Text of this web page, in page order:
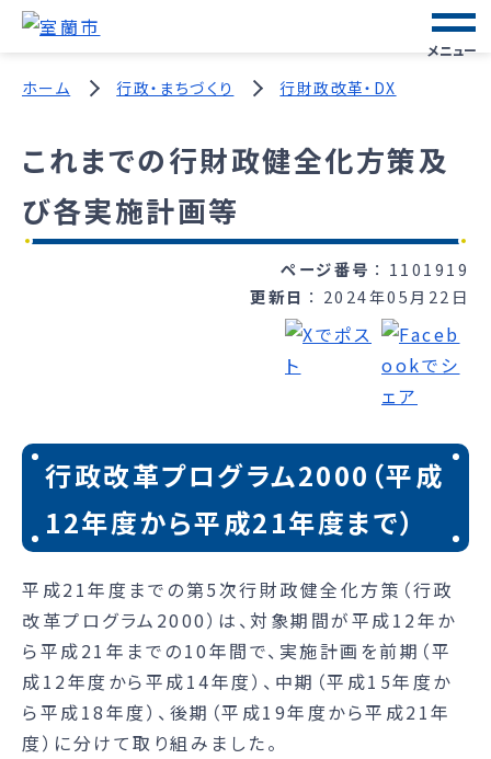
メニュー
ホーム 行政・まちづくり 行財政改革・DX
これまでの行財政健全化方策及
び各実施計画等
ページ番号
1101919
更新日
2024年05月22日
行政改革プログラム2000（平成
12年度から平成21年度まで）
平成21年度までの第5次行財政健全化方策（行政
改革プログラム2000）は、対象期間が平成12年か
ら平成21年までの10年間で、実施計画を前期（平
成12年度から平成14年度）、中期（平成15年度か
ら平成18年度）、後期（平成19年度から平成21年
度）に分けて取り組みました。